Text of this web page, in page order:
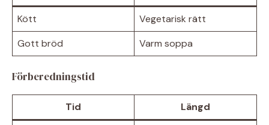
Kött
Vegetarisk rätt
Gott bröd
Varm soppa
Förberedningstid
Tid Längd